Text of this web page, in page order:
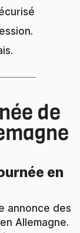
de
annonce des
Allemagne.